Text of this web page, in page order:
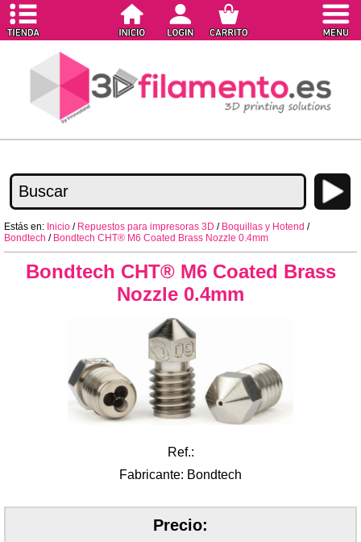
Estás en: Inicio / Repuestos para impresoras 3D / Boquillas y Hotend /
Bondtech / Bondtech CHT® M6 Coated Brass Nozzle 0.4mm
Bondtech CHT® M6 Coated Brass
Nozzle 0.4mm
Ref.:
Fabricante: Bondtech
Precio: